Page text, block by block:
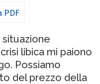
PDF
libica mi paiono
Possiamo
del prezzo della